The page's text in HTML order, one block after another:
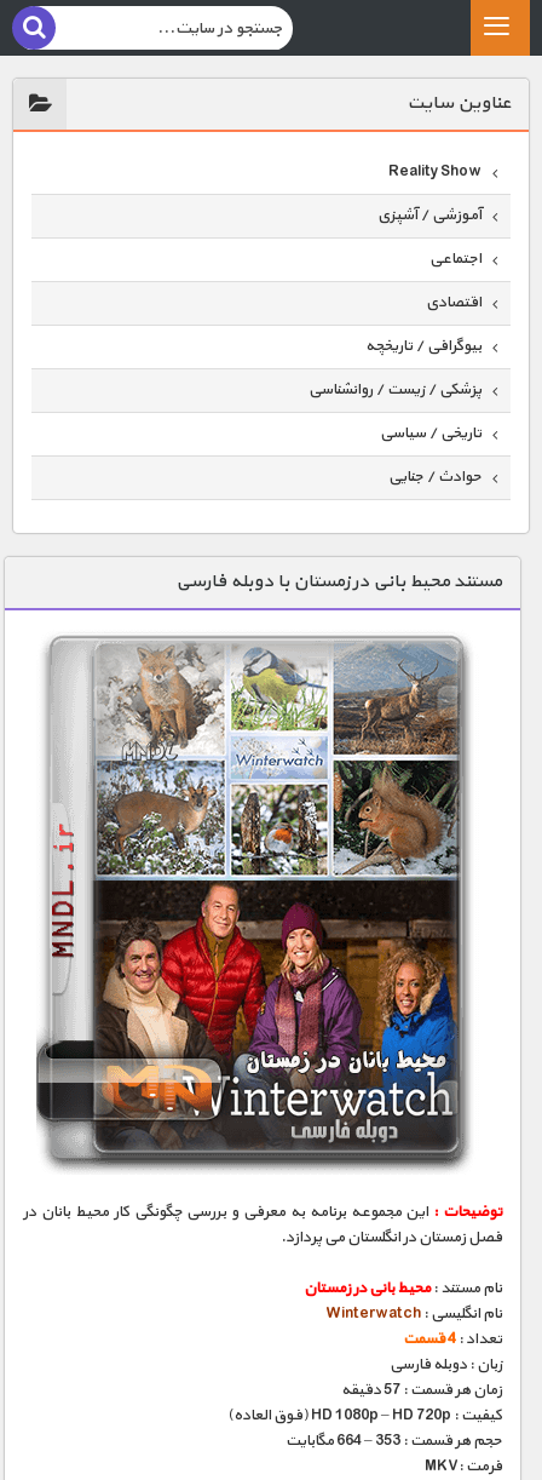
عناوين سايت
Reality Show
آموزشی / آشپزی
اجتماعی
اقتصادی
بیوگرافی / تاریخچه
پزشکی / زیست / روانشناسی
تاریخی / سیاسی
حوادث / جنایی
دنیای خوراکی ها
زمین شناسی / محیط زیست
سازه/ معماری/ مهندسی
سرگرمی
شناخت کودکان
طبیعت
علم و فناوری
فرهنگ / هنر
کیهان / نجوم
گردشگری
ماورایی
مسابقات / ورزشی
مستند های اختصاصی
مستند محیط بانی در زمستان با دوبله فارسی
توضیحات : این مجموعه برنامه به معرفی و بررسی چگونگی کار محیط بانان در
فصل زمستان در انگلستان می پردازد.
نام مستند :محیط بانی در زمستان
نام انگلیسی : Winterwatch
تعداد : 4 قسمت
زبان : دوبله فارسی
زمان هر قسمت : 57 دقیقه
کیفیت : HD 1080p – HD 720p (فوق العاده)
حجم هر قسمت : 353 – 664 مگابایت
فرمت :MKV